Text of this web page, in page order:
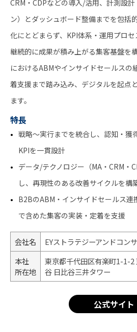
CRM・CDPなどの導入/活用、計測設
ン）とダッシュボード整備までを包括
化にとどまらず、KPI体系・運用プロセ
継続的に成果が積み上がる集客基盤を
におけるABMやインサイドセールスの
着支援まで踏み込み、デジタルを起点
ます。
特長
戦略〜実行までを統合し、認知・獲
KPIを一貫設計
データ/テクノロジー（MA・CRM・
し、再現性のある改善サイクルを構
B2BのABM・インサイドセールス連
で含めた集客の実装・定着を支援
会社名
EYストラテジーアンドコン
本社
所在地
東京都千代田区有楽町1-1-2
谷 日比谷三井タワー
公式サイト